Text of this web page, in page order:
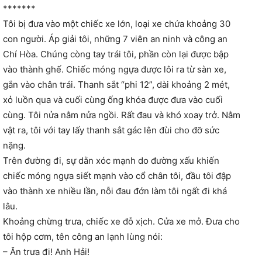
*******
Tôi bị đưa vào một chiếc xe lớn, loại xe chứa khoảng 30
con người. Áp giải tôi, những 7 viên an ninh và công an
Chí Hòa. Chúng còng tay trái tôi, phần còn lại được bập
vào thành ghế. Chiếc móng ngựa được lôi ra từ sàn xe,
gắn vào chân trái. Thanh sắt “phi 12”, dài khoảng 2 mét,
xỏ luồn qua và cuối cùng ống khóa được đưa vào cuối
cùng. Tôi nửa nằm nửa ngồi. Rất đau và khó xoay trở. Nằm
vật ra, tôi với tay lấy thanh sắt gác lên đùi cho đỡ sức
nặng.
Trên đường đi, sự dằn xóc mạnh do đường xấu khiến
chiếc móng ngựa siết mạnh vào cổ chân tôi, đầu tôi đập
vào thành xe nhiều lần, nỗi đau đớn làm tôi ngất đi khá
lâu.
Khoảng chừng trưa, chiếc xe đỗ xịch. Cửa xe mở. Đưa cho
tôi hộp cơm, tên công an lạnh lùng nói:
– Ăn trưa đi! Anh Hải!